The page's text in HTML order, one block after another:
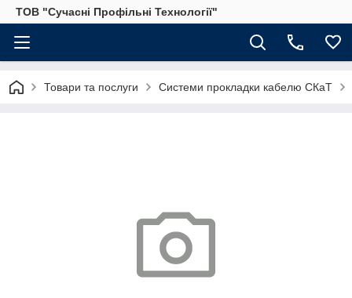
ТОВ "Сучасні Профільні Технології"
Товари та послуги Системи прокладки кабелю СКаТ